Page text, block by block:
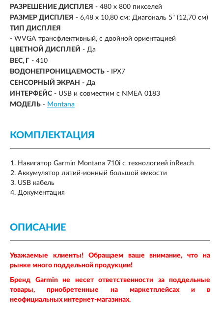
РАЗРЕШЕНИЕ ДИСПЛЕЯ - 480 x 800 пикселей
РАЗМЕР ДИСПЛЕЯ - 6,48 x 10,80 см; Диагональ 5" (12,70 см)
ТИП ДИСПЛЕЯ
- WVGA трансфлективный, с двойной ориентацией
ЦВЕТНОЙ ДИСПЛЕЙ - Да
ВЕС, Г - 410
ВОДОНЕПРОНИЦАЕМОСТЬ - IPX7
СЕНСОРНЫЙ ЭКРАН - Да
ИНТЕРФЕЙС - USB и совместим с NMEA 0183
МОДЕЛЬ - Montana
КОМПЛЕКТАЦИЯ
Навигатор Garmin Montana 710i с технологией inReach
Аккумулятор литий-ионный большой емкости
USB кабель
Документация
ОПИСАНИЕ
Уважаемые клиенты! Обращаем ваше внимание, что на
рынке много поддельной продукции!
Бренд Garmin не несет ответственности за поддельные
товары, приобретенные на маркетплейсах и в
неофициальных интернет-магазинах.